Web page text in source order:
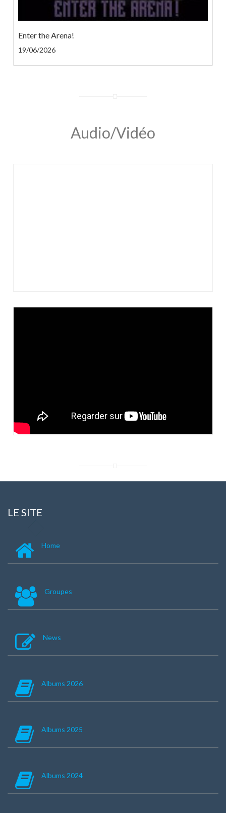
Enter the Arena!
19/06/2026
Audio/Vidéo
LE SITE
Home
Groupes
News
Albums 2026
Albums 2025
Albums 2024